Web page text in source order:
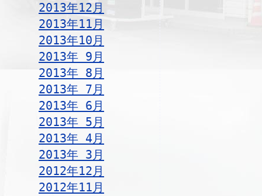
2013年12月
2013年11月
2013年10月
2013年 9月
2013年 8月
2013年 7月
2013年 6月
2013年 5月
2013年 4月
2013年 3月
2012年12月
2012年11月